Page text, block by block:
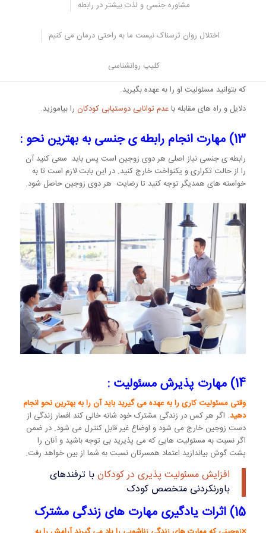
مشاوره جنسی و لذت بیشتر در رابطه
اختلال روان ترسناک نیست ما به راحتی درمان می کنیم
کلیپ روانشناسی
ارتقا دهید لازم است مهارت هایی را نیز بیاموزید. شما با خواست خود
که بتوانید مسئولیت او را به عهده بگیرید.
دلایل و راه های مقابله باعدم توانایی دوستیابی کودکانرا بیاموزید.
13) مهارت انجام رابطه ی جنسی به بهترین نحو :
رابطه ی جنسی نیاز اصلی هر دوی زوجین است پس باید سعی کنید آن
را از حالت تکراری و یکنواخت خارج کنید. در این بابت لازم است تا به
خواسته های همدیگر توجه کنید تا رضایت هر دوی زوجین حاصل شود.
14) مهارت پذیرش مسئولیت :
وقتی مسئولیت کاری را به عهده می گیرید باید آن را به بهترین نحو انجام
دهید. اگر هر کس در زندگی مشترک خود شانه خالی کند افسار زندگی از
دست زوجین خارج می شود و اوضاع غیر قابل کنترل می شود. در ضمن
اگر نسبت به مسئولیت هایی که می پذیرید بی توجه باشید و آنان را
پشت گوش بیاندازید اعتماد همسرتان نسبت به شما از بین خواهد رفت.
افزایش مسئولیت پذیری در کودکانبا ترفندهای
باورنکردنی متخصص کودک
15) اثرات یادگیری مهارت های زندگی مشترک